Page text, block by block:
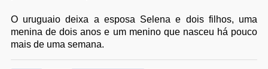
O uruguaio deixa a esposa Selena e dois filhos, uma
menina de dois anos e um menino que nasceu há pouco
mais de uma semana.